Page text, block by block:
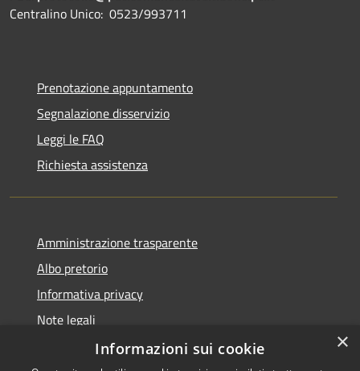
Centralino Unico: 0523/993711
Prenotazione appuntamento
Segnalazione disservizio
Leggi le FAQ
Richiesta assistenza
Amministrazione trasparente
Albo pretorio
Informativa privacy
Note legali
Dichiarazione di accessibilità
×
Informazioni sui cookie